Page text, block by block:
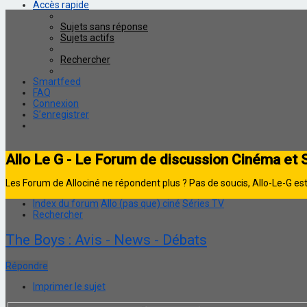
Accès rapide
Sujets sans réponse
Sujets actifs
Rechercher
Smartfeed
FAQ
Connexion
S’enregistrer
Allo Le G - Le Forum de discussion Cinéma et
Les Forum de Allociné ne répondent plus ? Pas de soucis, Allo-Le-G
Index du forum Allo (pas que) ciné Séries TV
Rechercher
The Boys : Avis - News - Débats
Répondre
Imprimer le sujet